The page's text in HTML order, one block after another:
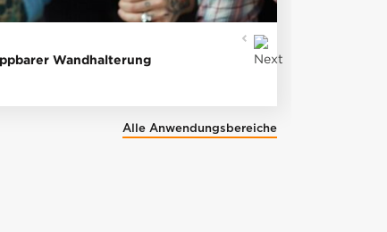
Wandhalterung
Alle Anwendungsbereiche